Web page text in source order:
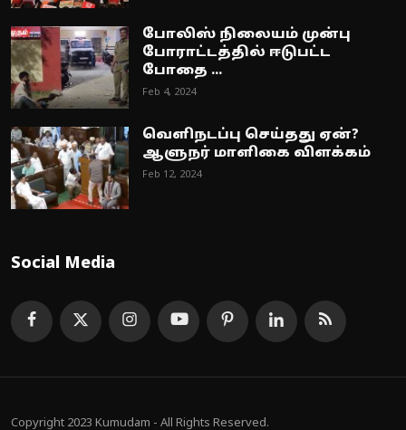
போலிஸ் நிலையம் முன்பு
போராட்டத்தில் ஈடுபட்ட
போதை ...
Feb 4, 2024
வெளிநடப்பு செய்தது ஏன்?
ஆளுநர் மாளிகை விளக்கம்
Feb 12, 2024
Social Media
Copyright 2023 Kumudam - All Rights Reserved.